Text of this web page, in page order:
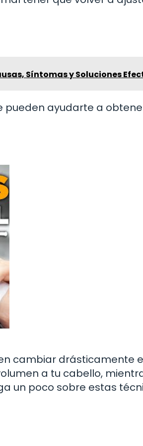
Síntomas y Soluciones
pueden ayudarte a
cambiar drásticamente
a tu cabello,
un poco sobre estas